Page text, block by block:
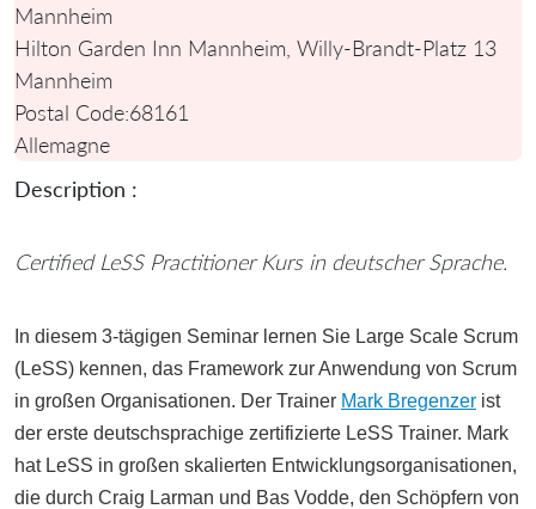
Mannheim
Hilton Garden Inn Mannheim, Willy-Brandt-Platz 13
Mannheim
Postal Code:68161
Allemagne
Description :
Certified LeSS Practitioner Kurs in deutscher Sprache.
In diesem 3-tägigen Seminar lernen Sie Large Scale Scrum
(LeSS) kennen, das Framework zur Anwendung von Scrum
in großen Organisationen. Der Trainer Mark Bregenzer ist
der erste deutschsprachige zertifizierte LeSS Trainer. Mark
hat LeSS in großen skalierten Entwicklungsorganisationen,
die durch Craig Larman und Bas Vodde, den Schöpfern von